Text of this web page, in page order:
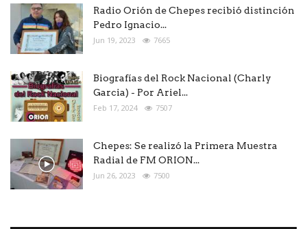
Radio Orión de Chepes recibió distinción
Pedro Ignacio...
Jun 19, 2023 7665
Biografías del Rock Nacional (Charly
Garcia) - Por Ariel...
Feb 17, 2024 7507
Chepes: Se realizó la Primera Muestra
Radial de FM ORION...
Jun 26, 2023 7500